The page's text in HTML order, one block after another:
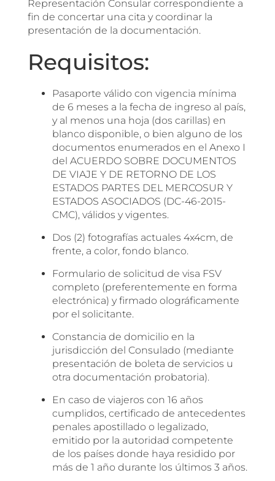
Representación Consular correspondiente a
fin de concertar una cita y coordinar la
presentación de la documentación.
Requisitos:
Pasaporte válido con vigencia mínima
de 6 meses a la fecha de ingreso al país,
y al menos una hoja (dos carillas) en
blanco disponible, o bien alguno de los
documentos enumerados en el Anexo I
del ACUERDO SOBRE DOCUMENTOS
DE VIAJE Y DE RETORNO DE LOS
ESTADOS PARTES DEL MERCOSUR Y
ESTADOS ASOCIADOS (DC-46-2015-
CMC), válidos y vigentes.
Dos (2) fotografías actuales 4x4cm, de
frente, a color, fondo blanco.
Formulario de solicitud de visa FSV
completo (preferentemente en forma
electrónica) y firmado olográficamente
por el solicitante.
Constancia de domicilio en la
jurisdicción del Consulado (mediante
presentación de boleta de servicios u
otra documentación probatoria).
En caso de viajeros con 16 años
cumplidos, certificado de antecedentes
penales apostillado o legalizado,
emitido por la autoridad competente
de los países donde haya residido por
más de 1 año durante los últimos 3 años.